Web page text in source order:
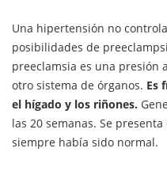
Una hipertensión no
posibilidades de
preeclamsia es una presión
otro sistema de órganos. Es
el hígado y los riñones.
las 20 semanas. Se
siempre había sido normal.